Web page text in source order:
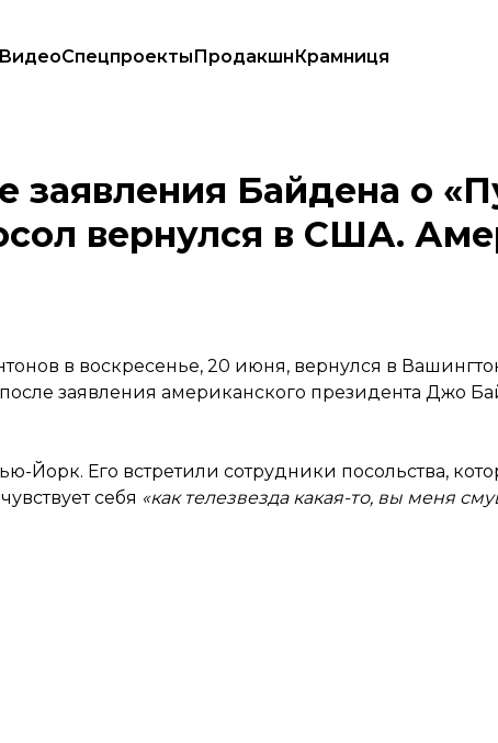
ВидеоСпецпроектыПродакшнКрамниця
посол вернулся в США. Американский в РФ — еще нет
заявления Байдена о
вернулся в США.
в воскресенье, 20 июня, вернулся в
заявления американского президента Джо
Йорк. Его встретили сотрудники посольства,
себя «как телезвезда какая-то, вы меня